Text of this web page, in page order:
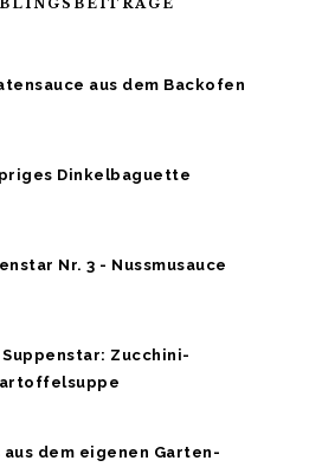
aus dem Backofen
Dinkelbaguette
Nr. 3 - Nussmusauce
Suppenstar: Zucchini-
aus dem eigenen Garten-